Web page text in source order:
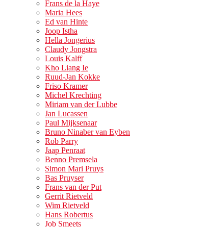
Frans de la Haye
Maria Hees
Ed van Hinte
Joop Istha
Hella Jongerius
Claudy Jongstra
Louis Kalff
Kho Liang Ie
Ruud-Jan Kokke
Friso Kramer
Michel Krechting
Miriam van der Lubbe
Jan Lucassen
Paul Mijksenaar
Bruno Ninaber van Eyben
Rob Parry
Jaap Penraat
Benno Premsela
Simon Mari Pruys
Bas Pruyser
Frans van der Put
Gerrit Rietveld
Wim Rietveld
Hans Robertus
Job Smeets